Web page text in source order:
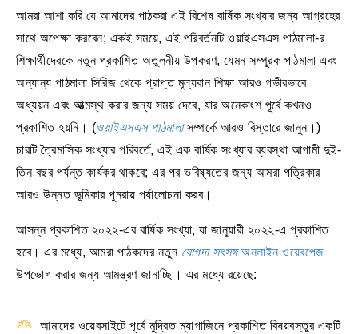
আমরা আশা করি যে আমাদের পাঠকরা এই বিশেষ বার্ষিক সংখ্যার জন্য আগ্রহের
সাথে অপেক্ষা করবেন; একই সময়ে, এই পরিবর্তনটি ওয়াইএসএস পাঠমালা-র
শিক্ষার্থীদেরকে নতুন প্রকাশিত অতুলনীয় উপকরণ, যেমন সম্পূরক পাঠমালা এবং
অন্যান্য পাঠমালা সিরিজ থেকে প্রাপ্ত মূল্যবান শিক্ষা আরও গভীরভাবে
অধ্যয়ন এবং আত্মস্থ করার জন্য সময় দেবে, যার অনেকাংশ পূর্বে কখনও
প্রকাশিত হয়নি। (ওয়াইএসএস পাঠমালাসম্পর্কে আরও বিস্তারে জানুন।)
চারটি ত্রৈমাসিক সংখ্যার পরিবর্তে, এই এক বার্ষিক সংখ্যার ব্যবস্থা আগামী দুই-
তিন বছর পর্যন্ত কার্যকর থাকবে; এর পর ভবিষ্যতের জন্য আমরা পত্রিকার
আরও উন্নত ভূমিকার পুনরায় পর্যালোচনা করব।
আসন্ন প্রকাশিত ২০২২-এর বার্ষিক সংখ্যা, যা জানুয়ারী ২০২২-এ প্রকাশিত
হবে। এর মধ্যে, আমরা পাঠকদের নতুন যোগদা সৎসঙ্গঅনলাইন ওয়েবপেজ
উপভোগ করার জন্য আমন্ত্রণ জানাচ্ছি। এর মধ্যে রয়েছে:
আমাদের ওয়েবসাইটে পূর্বে মুদ্রিত ম্যাগাজিনে প্রকাশিত বিষয়বস্তুর একটি